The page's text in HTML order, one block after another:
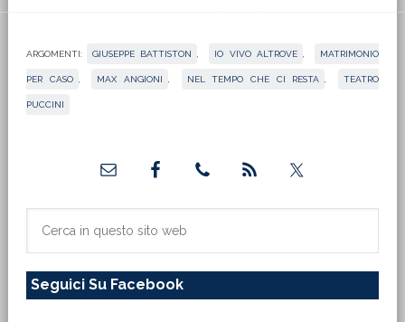
ARGOMENTI: GIUSEPPE BATTISTON IO VIVO ALTROVE MATRIMONIO
PER CASO MAX ANGIONI NEL TEMPO CHE CI RESTA TEATRO
PUCCINI
primaria
sito
Seguici Su Facebook